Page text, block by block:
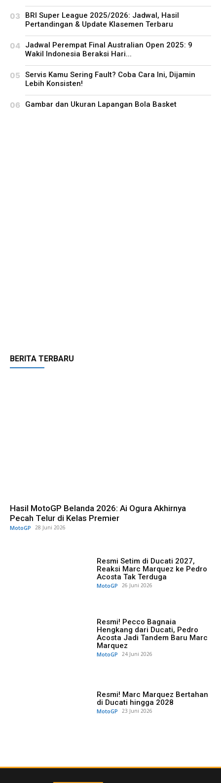
BRI Super League 2025/2026: Jadwal, Hasil
Pertandingan & Update Klasemen Terbaru
Jadwal Perempat Final Australian Open 2025: 9
Wakil Indonesia Beraksi Hari...
Servis Kamu Sering Fault? Coba Cara Ini, Dijamin
Lebih Konsisten!
Gambar dan Ukuran Lapangan Bola Basket
BERITA TERBARU
Hasil MotoGP Belanda 2026: Ai Ogura Akhirnya
Pecah Telur di Kelas Premier
MotoGP 28 Juni 2026
Resmi Setim di Ducati 2027,
Reaksi Marc Marquez ke Pedro
Acosta Tak Terduga
MotoGP 26 Juni 2026
Resmi! Pecco Bagnaia
Hengkang dari Ducati, Pedro
Acosta Jadi Tandem Baru Marc
Marquez
MotoGP 24 Juni 2026
Resmi! Marc Marquez Bertahan
di Ducati hingga 2028
MotoGP 23 Juni 2026